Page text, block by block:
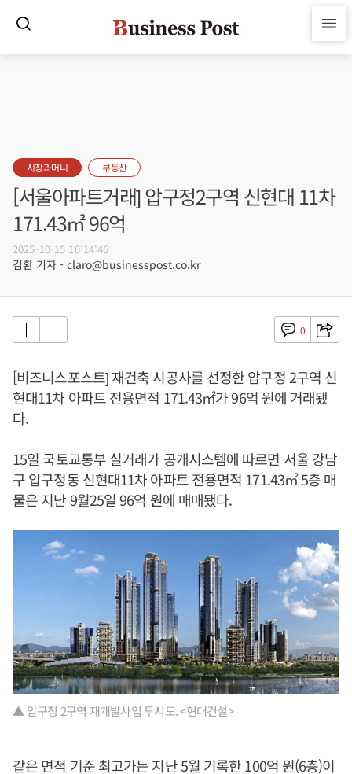
시장과머니 부동산
[서울아파트거래] 압구정2구역 신현대 11차
171.43㎡ 96억
2025-10-15 10:14:46
김환 기자 - claro@businesspost.co.kr
0
[비즈니스포스트] 재건축 시공사를 선정한 압구정 2구역 신
현대11차 아파트 전용면적 171.43㎡가 96억 원에 거래됐
다.
15일 국토교통부 실거래가 공개시스템에 따르면 서울 강남
구 압구정동 신현대11차 아파트 전용면적 171.43㎡ 5층 매
물은 지난 9월25일 96억 원에 매매됐다.
▲ 압구정 2구역 재개발사업 투시도. <현대건설>
같은 면적 기준 최고가는 지난 5월 기록한 100억 원(6층)이